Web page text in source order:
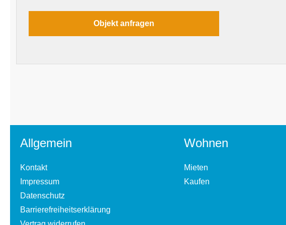
Allgemein
Kontakt
Impressum
Datenschutz
Barrierefreiheitserklärung
Wohnen
Mieten
Kaufen